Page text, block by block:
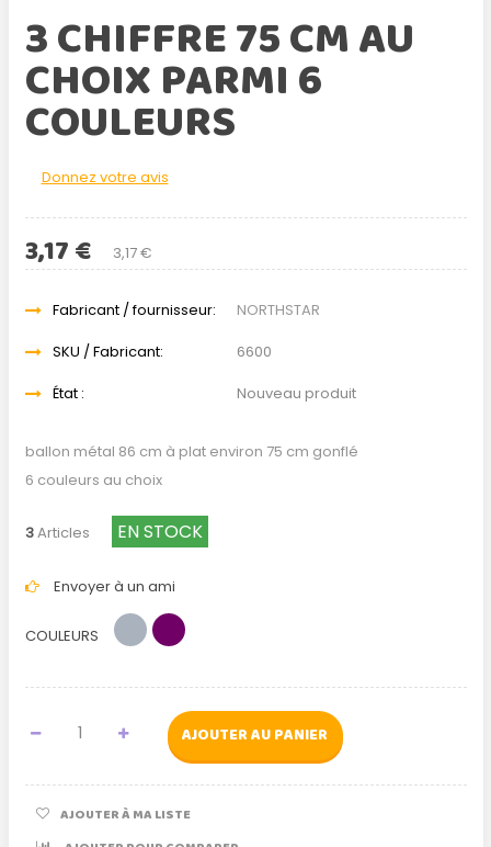
3 CHIFFRE 75 CM AU
CHOIX PARMI 6
COULEURS
Donnez votre avis
3,17 €
3,17 €
Fabricant / fournisseur:
NORTHSTAR
SKU / Fabricant:
6600
État :
Nouveau produit
ballon métal 86 cm à plat environ 75 cm gonflé
6 couleurs au choix
3Articles EN STOCK
Envoyer à un ami
COULEURS
AJOUTER AU PANIER
AJOUTER À MA LISTE